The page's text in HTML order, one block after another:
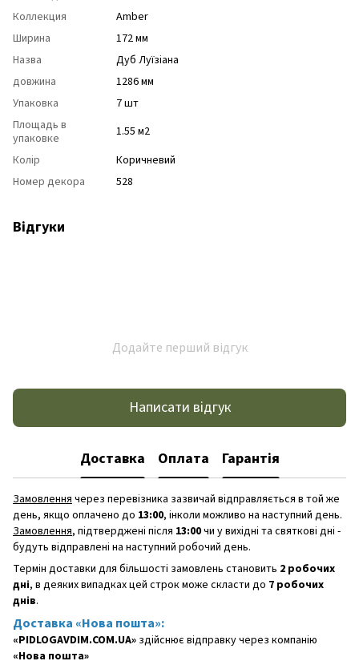
Коллекция
Amber
Ширина
172 мм
Назва
Дуб Луїзіана
довжина
1286 мм
Упаковка
7 шт
Площадь в
упаковке
1.55 м2
Колір
Коричневий
Номер декора
528
Відгуки
Додайте перший відгук
Написати відгук
Доставка Оплата Гарантія
Замовлення через перевізника зазвичай відправляється в той же
день, якщо оплачено до 13:00, інколи можливо на наступний день.
Замовлення, підтверджені після 13:00чи у вихідні та святкові дні -
будуть відправлені на наступний робочий день.
Термін доставки для більшості замовлень становить 2 робочих
дні, в деяких випадках цей строк може скласти до 7 робочих
днів.
Доставка «Нова пошта»:
«PIDLOGAVDIM.COM.UA» здійснює відправку через компанію
«Нова пошта»